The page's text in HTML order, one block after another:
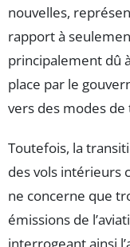
nouvelles,
rapport à
principalement dû
place par le
vers des modes
Toutefois, la
des vols intérieurs
ne concerne que
émissions de